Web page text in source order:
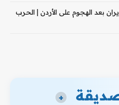
بعد الهجوم على الأردن | الحرب
+